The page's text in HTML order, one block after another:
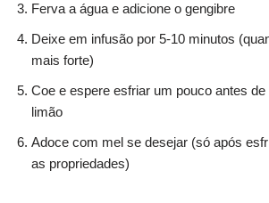
Ferva a água e adicione o gengibre
Deixe em infusão por 5-10 minutos
mais forte)
Coe e espere esfriar um pouco antes
limão
Adoce com mel se desejar (só após
as propriedades)